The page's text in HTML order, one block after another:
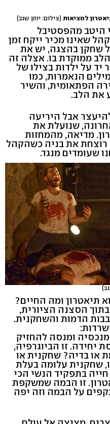
למציאות (צילום: יוהן שגב)
היטב מהפסטיבל
שאינו מכיר ייקח זמן
שחקן בהצגה, יש את
ממוקדת בו. אצלה זה
על ילדות בצילו של
הנאמרות, כמו
הפתאומית, והשיר
את הלב.
אבל היריעה
שנועלת את
מדיאה, מהמחזות
רוצחת את בניה כשהקהל
שעומדים מנגד.
תיאטרון ומה החיים?
הסצנה הציורית,
הדמות והשחקנית.
ומנסה להחזיק
זו הביוגרפיה,
או בדיה? שחקנית או
שחקנית עלומה בעלת
בתפקיד הנשי הכי
זו הבמה שמשקפת
על הבמה וזה יפה